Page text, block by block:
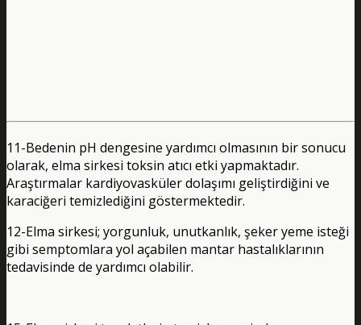
11-Bedenin pH dengesine yardımcı olmasının bir sonucu
olarak, elma sirkesi toksin atıcı etki yapmaktadır.
Araştırmalar kardiyovasküler dolaşımı geliştirdiğini ve
karaciğeri temizlediğini göstermektedir.
12-Elma sirkesi; yorgunluk, unutkanlık, şeker yeme isteği
gibi semptomlara yol açabilen mantar hastalıklarının
tedavisinde de yardımcı olabilir.